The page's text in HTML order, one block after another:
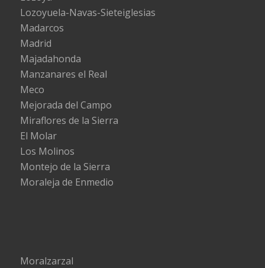
Lozoyuela-Navas-Sieteiglesias
Madarcos
Madrid
Majadahonda
Manzanares el Real
Meco
Mejorada del Campo
Miraflores de la Sierra
El Molar
Los Molinos
Montejo de la Sierra
Moraleja de Enmedio
Moralzarzal